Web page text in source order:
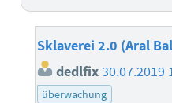
Sklaverei 2.0 (Aral
dedlfix30.07.2019
überwachung